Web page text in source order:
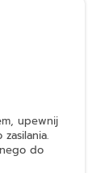
upewnij
do